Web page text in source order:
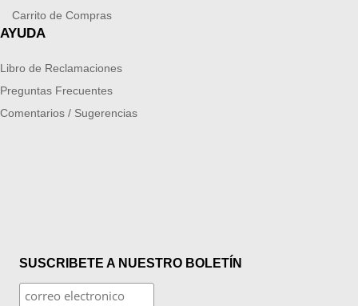
Carrito de Compras
AYUDA
Libro de Reclamaciones
Preguntas Frecuentes
Comentarios / Sugerencias
SUSCRIBETE A NUESTRO BOLETÍN